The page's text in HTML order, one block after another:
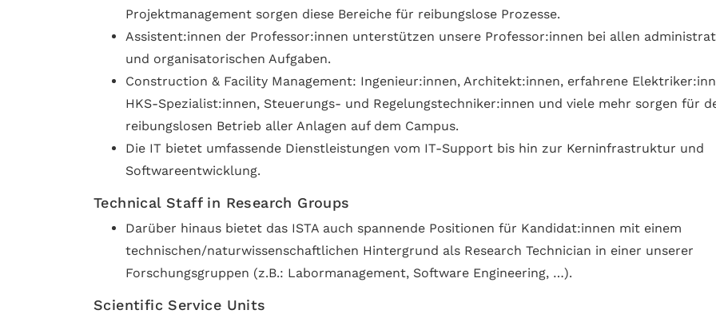
Projektmanagement sorgen diese Bereiche für reibungslose Prozesse.
Assistent:innen der Professor:innen unterstützen unsere Professor:innen bei allen
und organisatorischen Aufgaben.
Construction & Facility Management: Ingenieur:innen, Architekt:innen, erfahrene
HKS-Spezialist:innen, Steuerungs- und Regelungstechniker:innen und viele mehr sorgen für
reibungslosen Betrieb aller Anlagen auf dem Campus.
Die IT bietet umfassende Dienstleistungen vom IT-Support bis hin zur Kerninfrastruktur und
Softwareentwicklung.
Technical Staff in Research Groups
Darüber hinaus bietet das ISTA auch spannende Positionen für Kandidat:innen mit einem
technischen/naturwissenschaftlichen Hintergrund als Research Technician in einer unserer
Forschungsgruppen (z.B.: Labormanagement, Software Engineering, …).
Scientific Service Units